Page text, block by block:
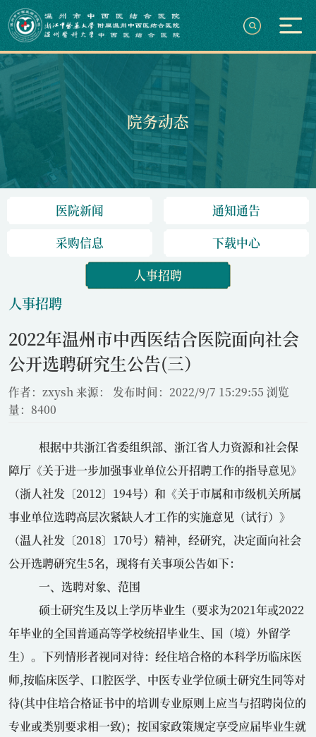
院务动态
医院新闻
通知通告
采购信息
下载中心
人事招聘
人事招聘
2022年温州市中西医结合医院面向社会
公开选聘研究生公告(三）
作者：zxysh 来源： 发布时间：2022/9/7 15:29:55 浏览
量：8400
根据中共浙江省委组织部、浙江省人力资源和社会保
障厅《关于进一步加强事业单位公开招聘工作的指导意见》
（浙人社发〔2012〕 194号）和《关于市属和市级机关所属
事业单位选聘高层次紧缺人才工作的实施意见（试行）》
（温人社发〔2018〕 170号）精神，经研究，决定面向社会
公开选聘研究生5名，现将有关事项公告如下：
一、选聘对象、范围
硕士研究生及以上学历毕业生（要求为2021年或2022
年毕业的全国普通高等学校统招毕业生、国（境）外留学
生）。下列情形者视同对待：经住培合格的本科学历临床医
师,按临床医学、口腔医学、中医专业学位硕士研究生同等对
待(其中住培合格证书中的培训专业原则上应当与招聘岗位的
专业或类别要求相一致)；按国家政策规定享受应届毕业生就